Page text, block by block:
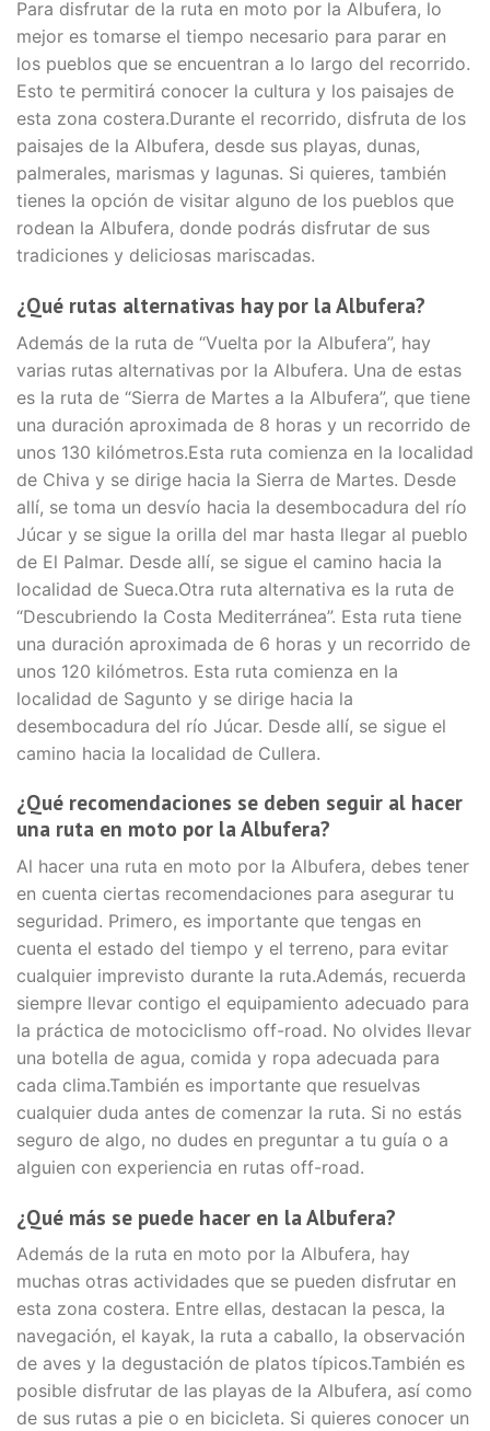
Para disfrutar de la ruta en moto por la Albufera, lo
mejor es tomarse el tiempo necesario para parar en
los pueblos que se encuentran a lo largo del recorrido.
Esto te permitirá conocer la cultura y los paisajes de
esta zona costera.Durante el recorrido, disfruta de los
paisajes de la Albufera, desde sus playas, dunas,
palmerales, marismas y lagunas. Si quieres, también
tienes la opción de visitar alguno de los pueblos que
rodean la Albufera, donde podrás disfrutar de sus
tradiciones y deliciosas mariscadas.
¿Qué rutas alternativas hay por la Albufera?
Además de la ruta de “Vuelta por la Albufera”, hay
varias rutas alternativas por la Albufera. Una de estas
es la ruta de “Sierra de Martes a la Albufera”, que tiene
una duración aproximada de 8 horas y un recorrido de
unos 130 kilómetros.Esta ruta comienza en la localidad
de Chiva y se dirige hacia la Sierra de Martes. Desde
allí, se toma un desvío hacia la desembocadura del río
Júcar y se sigue la orilla del mar hasta llegar al pueblo
de El Palmar. Desde allí, se sigue el camino hacia la
localidad de Sueca.Otra ruta alternativa es la ruta de
“Descubriendo la Costa Mediterránea”. Esta ruta tiene
una duración aproximada de 6 horas y un recorrido de
unos 120 kilómetros. Esta ruta comienza en la
localidad de Sagunto y se dirige hacia la
desembocadura del río Júcar. Desde allí, se sigue el
camino hacia la localidad de Cullera.
¿Qué recomendaciones se deben seguir al hacer
una ruta en moto por la Albufera?
Al hacer una ruta en moto por la Albufera, debes tener
en cuenta ciertas recomendaciones para asegurar tu
seguridad. Primero, es importante que tengas en
cuenta el estado del tiempo y el terreno, para evitar
cualquier imprevisto durante la ruta.Además, recuerda
siempre llevar contigo el equipamiento adecuado para
la práctica de motociclismo off-road. No olvides llevar
una botella de agua, comida y ropa adecuada para
cada clima.También es importante que resuelvas
cualquier duda antes de comenzar la ruta. Si no estás
seguro de algo, no dudes en preguntar a tu guía o a
alguien con experiencia en rutas off-road.
¿Qué más se puede hacer en la Albufera?
Además de la ruta en moto por la Albufera, hay
muchas otras actividades que se pueden disfrutar en
esta zona costera. Entre ellas, destacan la pesca, la
navegación, el kayak, la ruta a caballo, la observación
de aves y la degustación de platos típicos.También es
posible disfrutar de las playas de la Albufera, así como
de sus rutas a pie o en bicicleta. Si quieres conocer un